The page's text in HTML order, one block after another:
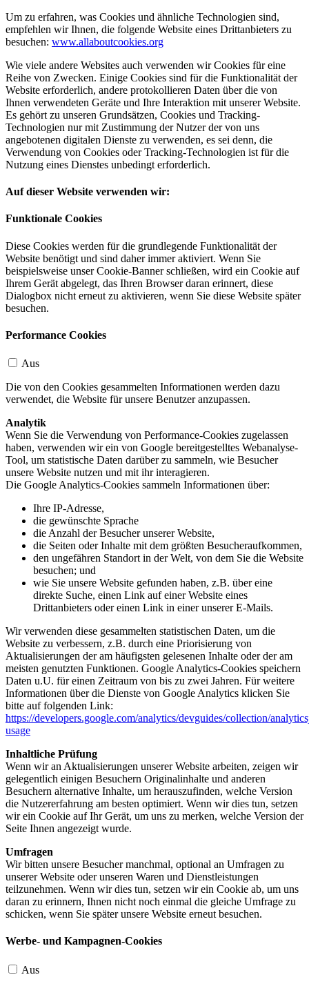
Um zu erfahren, was Cookies und ähnliche Technologien sind,
empfehlen wir Ihnen, die folgende Website eines Drittanbieters zu
besuchen: www.allaboutcookies.org
Wie viele andere Websites auch verwenden wir Cookies für eine
Reihe von Zwecken. Einige Cookies sind für die Funktionalität der
Website erforderlich, andere protokollieren Daten über die von
Ihnen verwendeten Geräte und Ihre Interaktion mit unserer Website.
Es gehört zu unseren Grundsätzen, Cookies und Tracking-
Technologien nur mit Zustimmung der Nutzer der von uns
angebotenen digitalen Dienste zu verwenden, es sei denn, die
Verwendung von Cookies oder Tracking-Technologien ist für die
Nutzung eines Dienstes unbedingt erforderlich.
Auf dieser Website verwenden wir:
Funktionale Cookies
Diese Cookies werden für die grundlegende Funktionalität der
Website benötigt und sind daher immer aktiviert. Wenn Sie
beispielsweise unser Cookie-Banner schließen, wird ein Cookie auf
Ihrem Gerät abgelegt, das Ihren Browser daran erinnert, diese
Dialogbox nicht erneut zu aktivieren, wenn Sie diese Website später
besuchen.
Performance Cookies
Aus
Die von den Cookies gesammelten Informationen werden dazu
verwendet, die Website für unsere Benutzer anzupassen.
Analytik
Wenn Sie die Verwendung von Performance-Cookies zugelassen
haben, verwenden wir ein von Google bereitgestelltes Webanalyse-
Tool, um statistische Daten darüber zu sammeln, wie Besucher
unsere Website nutzen und mit ihr interagieren.
Die Google Analytics-Cookies sammeln Informationen über:
Ihre IP-Adresse,
die gewünschte Sprache
die Anzahl der Besucher unserer Website,
die Seiten oder Inhalte mit dem größten Besucheraufkommen,
den ungefähren Standort in der Welt, von dem Sie die Website
besuchen; und
wie Sie unsere Website gefunden haben, z.B. über eine
direkte Suche, einen Link auf einer Website eines
Drittanbieters oder einen Link in einer unserer E-Mails.
Wir verwenden diese gesammelten statistischen Daten, um die
Website zu verbessern, z.B. durch eine Priorisierung von
Aktualisierungen der am häufigsten gelesenen Inhalte oder der am
meisten genutzten Funktionen. Google Analytics-Cookies speichern
Daten u.U. für einen Zeitraum von bis zu zwei Jahren. Für weitere
Informationen über die Dienste von Google Analytics klicken Sie
bitte auf folgenden Link:
https://developers.google.com/analytics/devguides/collection/
usage
Inhaltliche Prüfung
Wenn wir an Aktualisierungen unserer Website arbeiten, zeigen wir
gelegentlich einigen Besuchern Originalinhalte und anderen
Besuchern alternative Inhalte, um herauszufinden, welche Version
die Nutzererfahrung am besten optimiert. Wenn wir dies tun, setzen
wir ein Cookie auf Ihr Gerät, um uns zu merken, welche Version der
Seite Ihnen angezeigt wurde.
Umfragen
Wir bitten unsere Besucher manchmal, optional an Umfragen zu
unserer Website oder unseren Waren und Dienstleistungen
teilzunehmen. Wenn wir dies tun, setzen wir ein Cookie ab, um uns
daran zu erinnern, Ihnen nicht noch einmal die gleiche Umfrage zu
schicken, wenn Sie später unsere Website erneut besuchen.
Werbe- und Kampagnen-Cookies
Aus